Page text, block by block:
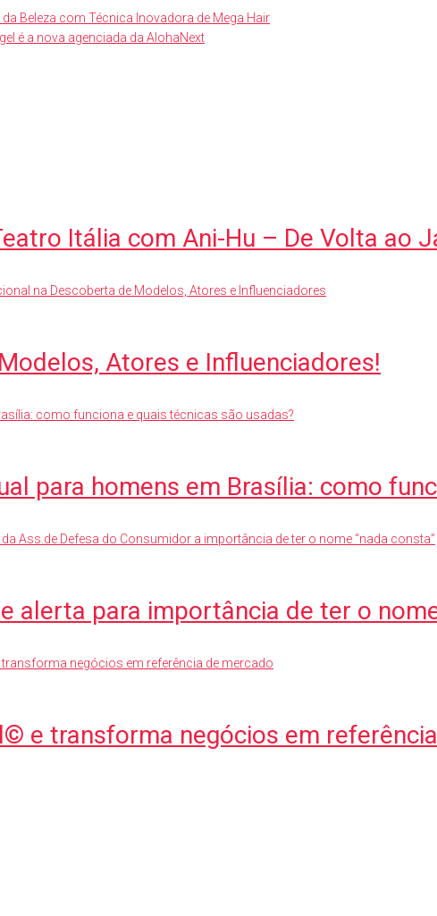
Beleza com Técnica Inovadora de Mega Hair
é a nova agenciada da AlohaNext
Itália com Ani-Hu – De Volta ao
Atores e Influenciadores!
para homens em Brasília: como
alerta para importância de ter o
e transforma negócios em